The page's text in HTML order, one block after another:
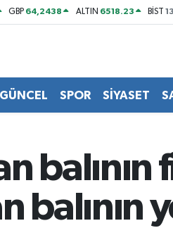
GBP 64,2438 ALTIN 6518.23 BİST
GÜNCEL SPOR SİYASET
balının
balının